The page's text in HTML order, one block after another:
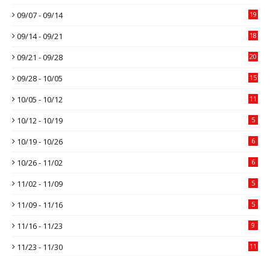
09/07 - 09/14 19
09/14 - 09/21 18
09/21 - 09/28 20
09/28 - 10/05 15
10/05 - 10/12 11
10/12 - 10/19 5
10/19 - 10/26 6
10/26 - 11/02 6
11/02 - 11/09 5
11/09 - 11/16 5
11/16 - 11/23 9
11/23 - 11/30 11